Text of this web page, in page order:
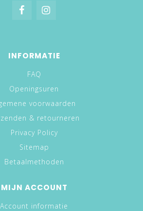
INFORMATIE
FAQ
Openingsuren
voorwaarden
& retourneren
Privacy Policy
Sitemap
Betaalmethoden
MIJN ACCOUNT
Account informatie